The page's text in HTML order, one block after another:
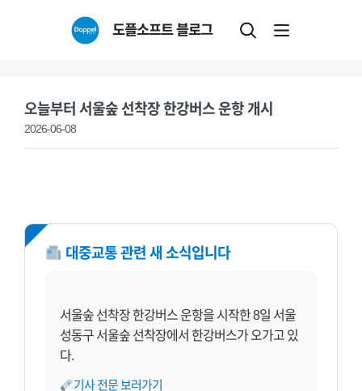
도플소프트 블로그
오늘부터 서울숲 선착장 한강버스 운항 개시
2026-06-08
NEW 대중교통 관련 새 소식입니다
서울숲 선착장 한강버스 운항을 시작한 8일 서울
성동구 서울숲 선착장에서 한강버스가 오가고 있
다.
기사 전문 보러가기